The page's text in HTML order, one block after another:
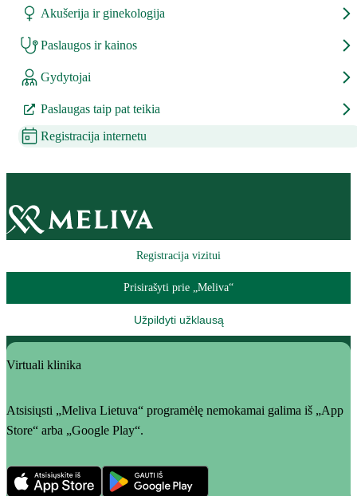
Akušerija ir ginekologija
Paslaugos ir kainos
Gydytojai
Paslaugas taip pat teikia
Registracija internetu
Registracija vizitui
Prisirašyti prie „Meliva“
Užpildyti užklausą
Virtuali klinika
Atsisiųsti „Meliva Lietuva“ programėlę nemokamai galima iš „App
Store“ arba „Google Play“.